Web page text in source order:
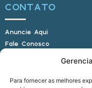
Para fornecer as melhores
CONTATO
Anuncie Aqui
Fale Conosco